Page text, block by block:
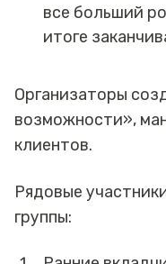
все больший
итоге
Организаторы
возможности»,
клиентов.
Рядовые
группы: